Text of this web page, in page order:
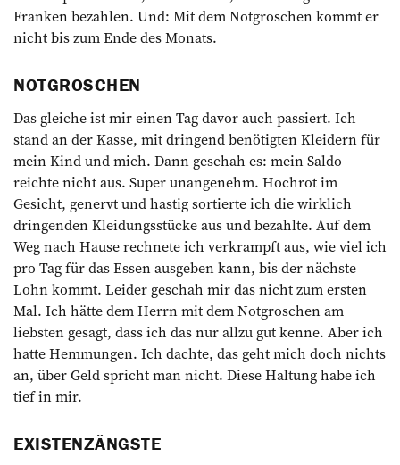
Franken bezahlen. Und: Mit dem Notgroschen kommt er
nicht bis zum Ende des Monats.
NOTGROSCHEN
Das gleiche ist mir einen Tag davor auch passiert. Ich
stand an der Kasse, mit dringend benötigten Kleidern für
mein Kind und mich. Dann geschah es: mein Saldo
reichte nicht aus. Super unangenehm. Hochrot im
Gesicht, genervt und hastig sortierte ich die wirklich
dringenden Kleidungsstücke aus und bezahlte. Auf dem
Weg nach Hause rechnete ich verkrampft aus, wie viel ich
pro Tag für das Essen ausgeben kann, bis der nächste
Lohn kommt. Leider geschah mir das nicht zum ersten
Mal. Ich hätte dem Herrn mit dem Notgroschen am
liebsten gesagt, dass ich das nur allzu gut kenne. Aber ich
hatte Hemmungen. Ich dachte, das geht mich doch nichts
an, über Geld spricht man nicht. Diese Haltung habe ich
tief in mir.
EXISTENZÄNGSTE